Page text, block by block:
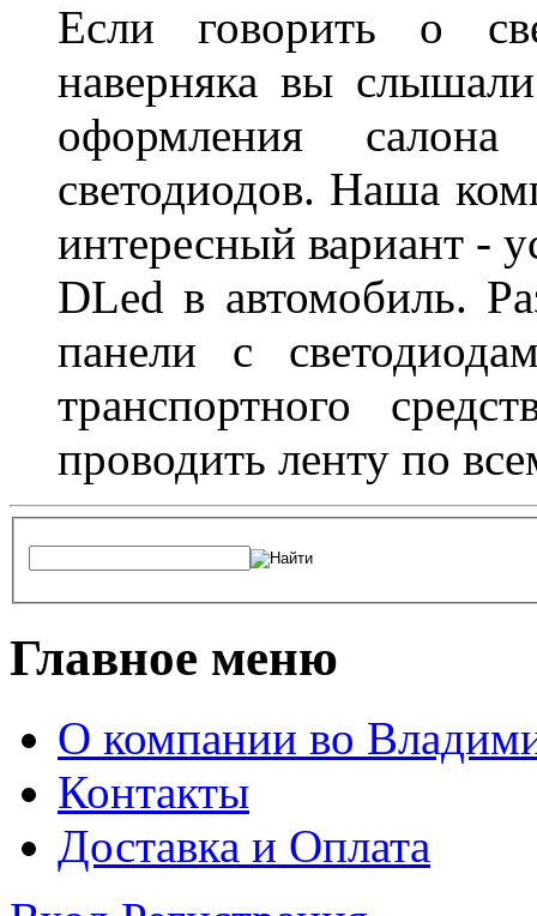
Если говорить о
наверняка вы
оформления
светодиодов. Наша
интересный вариант -
DLed в автомобиль.
панели с
транспортного
проводить ленту по
Главное меню
О компании во
Контакты
Доставка и Оплата